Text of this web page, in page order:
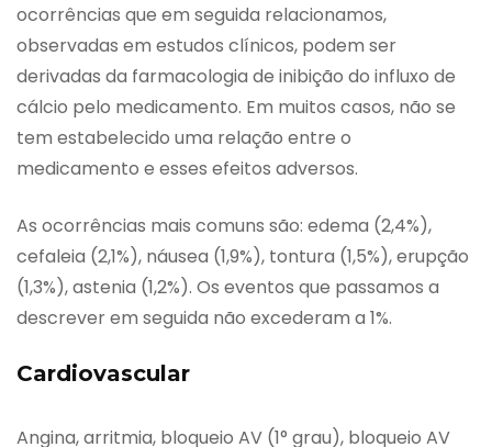
ocorrências que em seguida relacionamos,
observadas em estudos clínicos, podem ser
derivadas da farmacologia de inibição do influxo de
cálcio pelo medicamento. Em muitos casos, não se
tem estabelecido uma relação entre o
medicamento e esses efeitos adversos.
As ocorrências mais comuns são: edema (2,4%),
cefaleia (2,1%), náusea (1,9%), tontura (1,5%), erupção
(1,3%), astenia (1,2%). Os eventos que passamos a
descrever em seguida não excederam a 1%.
Cardiovascular
Angina, arritmia, bloqueio AV (1° grau), bloqueio AV